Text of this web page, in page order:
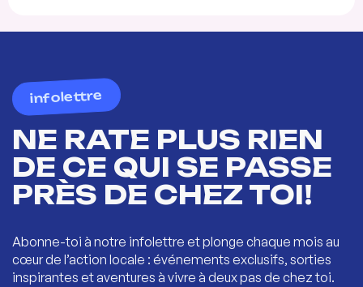
infolettre
NE RATE PLUS RIEN
DE CE QUI SE PASSE
PRÈS DE CHEZ TOI!
Abonne-toi à notre infolettre et plonge chaque mois au
cœur de l’action locale : événements exclusifs, sorties
inspirantes et aventures à vivre à deux pas de chez toi.